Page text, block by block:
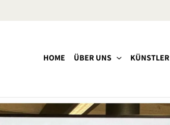
HOME ÜBER UNS KÜNSTLER